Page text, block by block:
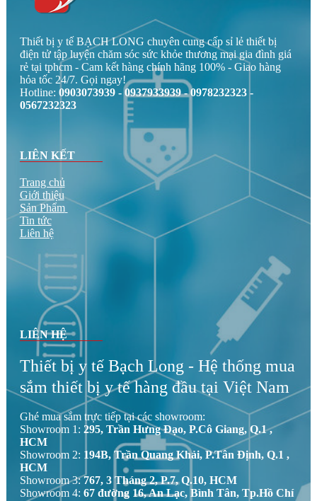
Thiết bị y tế BẠCH LONG chuyên cung cấp sỉ lẻ thiết bị
điện tử tập luyện chăm sóc sức khỏe thương mại gia đình giá
rẻ tại tphcm - Cam kết hàng chính hãng 100% - Giao hàng
hỏa tốc 24/7. Gọi ngay!
Hotline: 0903073939 - 0937933939 - 0978232323 -
0567232323
LIÊN KẾT
Trang chủ
Giới thiệu
Sản Phẩm
Tin tức
Liên hệ
LIÊN HỆ
Thiết bị y tế Bạch Long - Hệ thống mua
sắm thiết bị y tế hàng đầu tại Việt Nam
Ghé mua sắm trực tiếp tại các showroom:
Showroom 1: 295, Trần Hưng Đạo, P.Cô Giang, Q.1 ,
HCM
Showroom 2: 194B, Trần Quang Khải, P.Tân Định, Q.1 ,
HCM
Showroom 3:767, 3 Tháng 2, P.7, Q.10, HCM
Showroom 4: 67 đường 16, An Lạc, Bình Tân, Tp.Hồ Chí